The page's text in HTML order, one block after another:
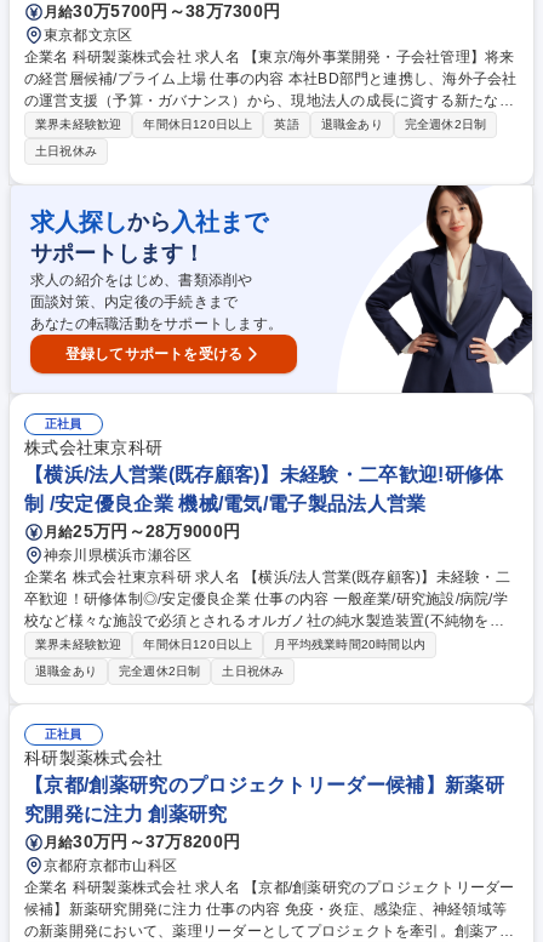
月給30万5700円～38万7300円
東京都文京区
企業名 科研製薬株式会社 求人名 【東京/海外事業開発・子会社管理】将来
の経営層候補/プライム上場 仕事の内容 本社BD部門と連携し、海外子会社
の運営支援（予算・ガバナンス）から、現地法人の成長に資する新たな事
業開発・拡大のリードまで幅広く担当頂きます。将来的には現地駐在の可
能性もあります。 (1)海外子会社の運営支援、進捗管理（予算、ガバナン
ス、リスク管理等） (2)Global展開に資する成長戦略の検討、企画、コー
ディネート (3)海外子会社の事業開発業務のリード、支援（医薬事業開発
部と連携） (4)海外子会社・外部企業との英語を用いたWeb会議や交渉 (5)
社内のグローバル化推進業務 ※年4～5回程度の海外出張あり。将来的な
現地赴任の可能性もございます。 募集職種 【東京/海外事業開発・子会社
管理】将来の経営層候補/プライム上場
業界未経験歓迎 年間休日120日以上 英語 退職金あり
完全週休2日制
土日祝休み
求人探しから 入社まで
サポートします！
求人の紹介をはじめ、書類添削や
面談対策、内定後の手続きまで
あなたの転職活動をサポートします。
登録してサポートを受ける
正社員
株式会社東京科研
【横浜/法人営業(既存顧客)】未経験・二卒歓迎!研修体
制 /安定優良企業 機械/電気/電子製品法人営業
月給25万円～28万9000円
神奈川県横浜市瀬谷区
企業名 株式会社東京科研 求人名 【横浜/法人営業(既存顧客)】未経験・二
卒歓迎！研修体制◎/安定優良企業 仕事の内容 一般産業/研究施設/病院/学
校など様々な施設で必須とされるオルガノ社の純水製造装置(不純物を取
り除く装置)などの販売代理店の当社にて、ルート営業(販売店向け/直販)を
募集。離職率が低く安定した企業です。 【取扱製品】「オルガノ社」の作
る純水製造装置【営業スタイル】既存顧客向けルート営業(お困りごとの
ヒアリング・新製品の提案・不具合の一次対応等) 【育成】まずは先輩社
員と納品現場へ行きメンテナンス業務を通して純水製造装置の知識等を習
得。その後徐々に担当顧客を引継ぎながら、独り立ちを目指します。営業
職では「売るだけ」ではなく、納入後のアフターメンテナンスも一部担う
ため顧客と長期の関係構築が可能です。 募集職種 【横浜/法人営業(既存顧
客)】未経験・二卒歓迎！研修体制◎/安定優良企業
業界未経験歓迎 年間休日120日以上
月平均残業時間20時間以内
退職金あり
完全週休2日制 土日祝休み
正社員
科研製薬株式会社
【京都/創薬研究のプロジェクトリーダー候補】新薬研
究開発に注力 創薬研究
月給30万円～37万8200円
京都府京都市山科区
企業名 科研製薬株式会社 求人名 【京都/創薬研究のプロジェクトリーダー
候補】新薬研究開発に注力 仕事の内容 免疫・炎症、感染症、神経領域等
の新薬開発において、薬理リーダーとしてプロジェクトを牽引。創薬アイ